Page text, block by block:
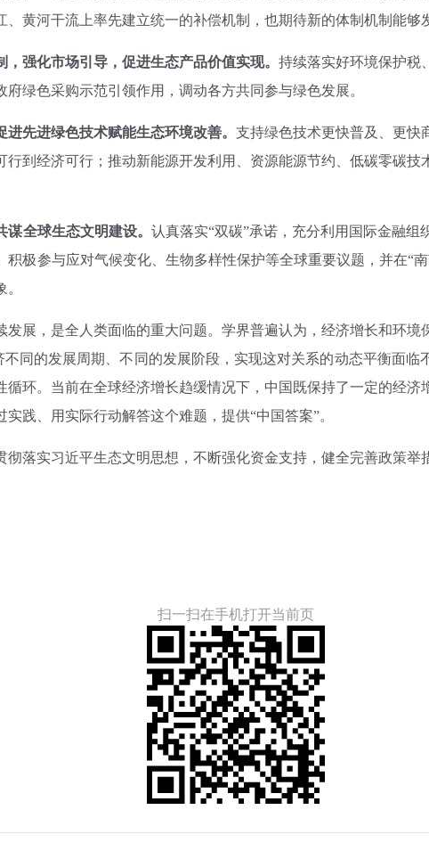
黄河干流上率先建立统一的补偿机制，也期待新的体制机制能够
强化市场引导，促进生态产品价值实现。 持续落实好环境保护税
绿色采购示范引领作用，调动各方共同参与绿色发展。
先进绿色技术赋能生态环境改善。 支持绿色技术更快普及、更快
行到经济可行；推动新能源开发利用、资源能源节约、低碳零碳
全球生态文明建设。 认真落实“双碳”承诺，充分利用国际金融
积极参与应对气候变化、生物多样性保护等全球重要议题，并在“
，是全人类面临的重大问题。学界普遍认为，经济增长和环境
同的发展周期、不同的发展阶段，实现这对关系的动态平衡面临
循环。当前在全球经济增长趋缓情况下，中国既保持了一定的经
践、用实际行动解答这个难题，提供“中国答案”。
实习近平生态文明思想，不断强化资金支持，健全完善政策举
扫一扫在手机打开当前页